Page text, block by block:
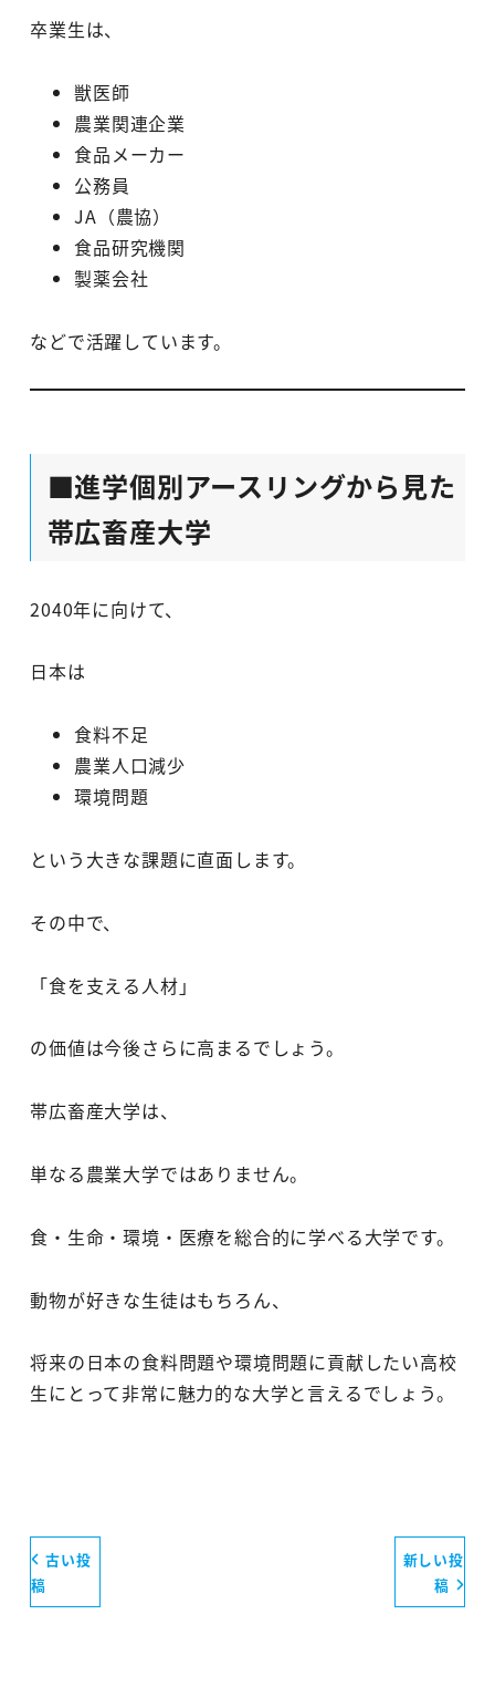
卒業生は、
獣医師
農業関連企業
食品メーカー
公務員
JA（農協）
食品研究機関
製薬会社
などで活躍しています。
■進学個別アースリングから見た
帯広畜産大学
2040年に向けて、
日本は
食料不足
農業人口減少
環境問題
という大きな課題に直面します。
その中で、
「食を支える人材」
の価値は今後さらに高まるでしょう。
帯広畜産大学は、
単なる農業大学ではありません。
食・生命・環境・医療を総合的に学べる大学です。
動物が好きな生徒はもちろん、
将来の日本の食料問題や環境問題に貢献したい高校
生にとって非常に魅力的な大学と言えるでしょう。
古い投
稿
新しい投
稿